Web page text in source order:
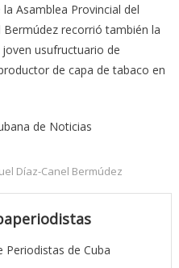
Asamblea Provincial del
recorrió también la
usufructuario de
de capa de tabaco en
de Noticias
Díaz-Canel Bermúdez
Periodistas de Cuba